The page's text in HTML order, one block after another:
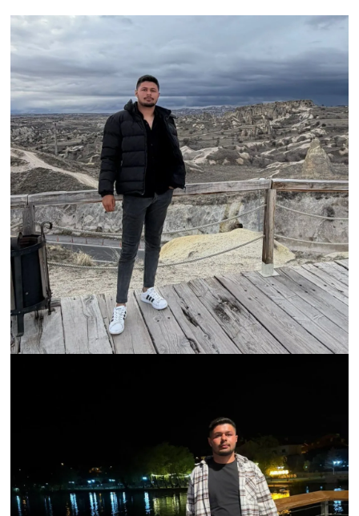
Haberde İnsan